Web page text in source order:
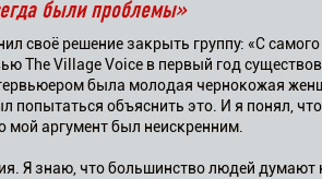
были проблемы»
своё решение закрыть группу: «С
The Village Voice в первый год
была молодая чернокожая
попытаться объяснить это. И я понял,
аргумент был неискренним.
Я знаю, что большинство людей думают